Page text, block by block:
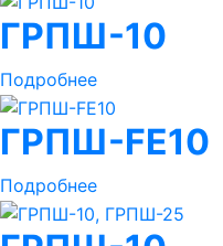
ГРПШ-10
Подробнее
ГРПШ-FE10
Подробнее